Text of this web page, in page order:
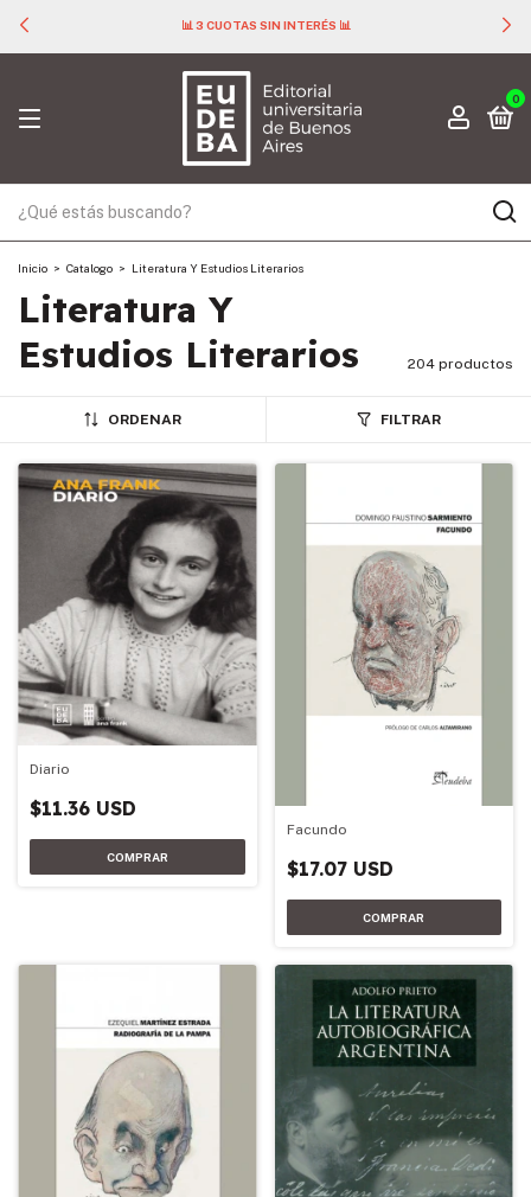
📊 3 CUOTAS SIN INTERÉS 📊
0
Inicio > Catalogo > Literatura Y Estudios Literarios
Literatura Y
Estudios Literarios
204 productos
ORDENAR FILTRAR
Diario
$11.36 USD
Facundo
$17.07 USD